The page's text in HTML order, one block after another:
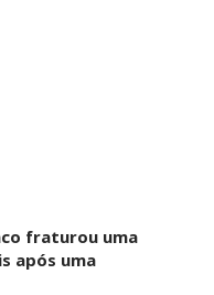
fraturou uma
após uma